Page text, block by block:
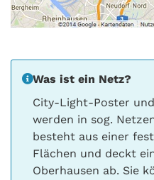
Was ist ein Netz?
City-Light-Poster
werden in sog.
besteht aus einer
Flächen und deckt
Oberhausen ab. Sie